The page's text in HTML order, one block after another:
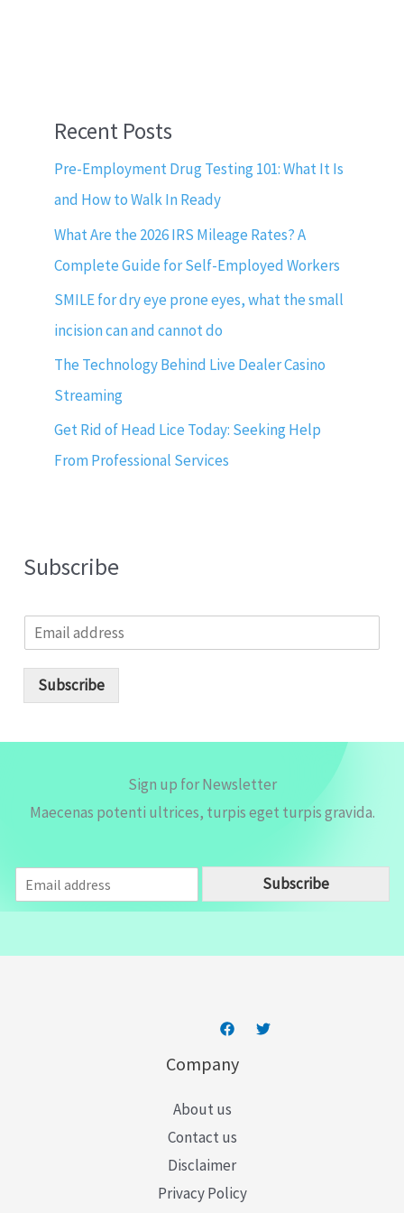
Recent Posts
Pre-Employment Drug Testing 101: What It Is
and How to Walk In Ready
What Are the 2026 IRS Mileage Rates? A
Complete Guide for Self-Employed Workers
SMILE for dry eye prone eyes, what the small
incision can and cannot do
The Technology Behind Live Dealer Casino
Streaming
Get Rid of Head Lice Today: Seeking Help
From Professional Services
Subscribe
m
Subscribe
Sign up for Newsletter
Maecenas potenti ultrices, turpis eget turpis gravida.
m
a
Subscribe
Company
About us
Contact us
Disclaimer
Privacy Policy